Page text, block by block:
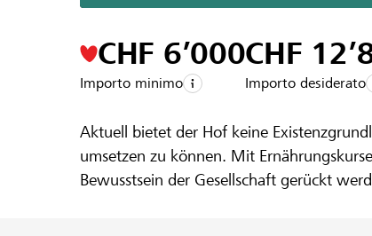
Umbau
Ernährung
Un progetto della regione della
Aktuell bietet der Hof keine
umsetzen zu können. Mit
Bewusstsein der Gesellschaft gerückt
CHF 6’000
Importo minimo
CHF
Importo desiderato